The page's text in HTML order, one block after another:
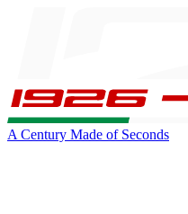
A Century Made of Seconds